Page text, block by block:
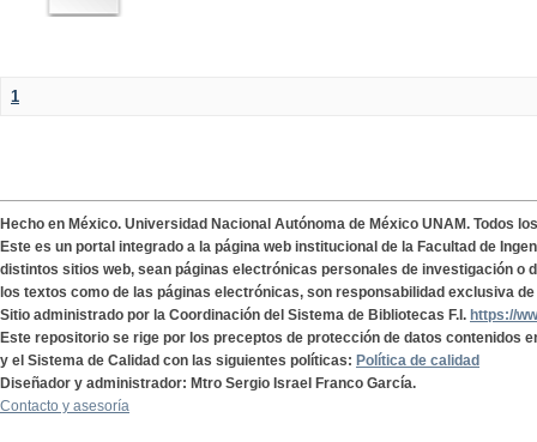
1
Hecho en México. Universidad Nacional Autónoma de México UNAM. Todos
Este es un portal integrado a la página web institucional de la Facultad de
distintos sitios web, sean páginas electrónicas personales de investigación o
los textos como de las páginas electrónicas, son responsabilidad exclusiva
Sitio administrado por la Coordinación del Sistema de Bibliotecas F.I. https://
Este repositorio se rige por los preceptos de protección de datos contenidos
y el Sistema de Calidad con las siguientes políticas: Política de calidad
Diseñador y administrador: Mtro Sergio Israel Franco García.
Contacto y asesoría